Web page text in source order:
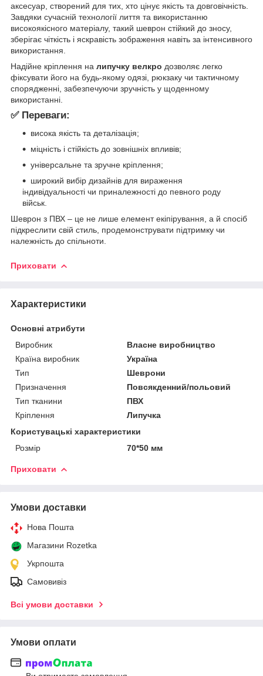
аксесуар, створений для тих, хто цінує якість та довговічність.
Завдяки сучасній технології лиття та використанню
високоякісного матеріалу, такий шеврон стійкий до зносу,
зберігає чіткість і яскравість зображення навіть за інтенсивного
використання.
Надійне кріплення на липучку велкро дозволяє легко
фіксувати його на будь-якому одязі, рюкзаку чи тактичному
спорядженні, забезпечуючи зручність у щоденному
використанні.
✅ Переваги:
висока якість та деталізація;
міцність і стійкість до зовнішніх впливів;
універсальне та зручне кріплення;
широкий вибір дизайнів для вираження
індивідуальності чи приналежності до певного роду
військ.
Шеврон з ПВХ – це не лише елемент екіпірування, а й спосіб
підкреслити свій стиль, продемонструвати підтримку чи
належність до спільноти.
Приховати
Характеристики
Основні атрибути
Виробник
Власне виробництво
Країна виробник
Україна
Тип
Шеврони
Призначення
Повсякденний/польовий
Тип тканини
ПВХ
Кріплення
Липучка
Користувацькі характеристики
Розмір
70*50 мм
Приховати
Умови доставки
Нова Пошта
Магазини Rozetka
Укрпошта
Самовивіз
Всі умови доставки
Умови оплати